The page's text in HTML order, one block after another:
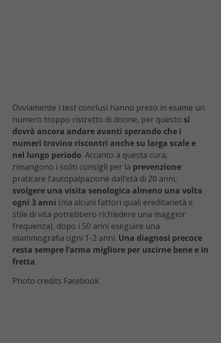
Ovviamente i test conclusi hanno preso in esame un
numero troppo ristretto di donne, per questo si
dovrà ancora andare avanti sperando che i
numeri trovino riscontri anche su larga scale e
nel lungo periodo. Accanto a questa cura,
rimangono i soliti consigli per la prevenzione:
praticare l’autopalpazione dall’età di 20 anni,
svolgere una visita senologica almeno una volta
ogni 3 anni (ma alcuni fattori quali ereditarietà e
stile di vita potrebbero richiedere una maggior
frequenza), dopo i 50 anni eseguire una
mammografia ogni 1-2 anni. Una diagnosi precoce
resta sempre l’arma migliore per uscirne bene e in
fretta.
Photo credits Facebook